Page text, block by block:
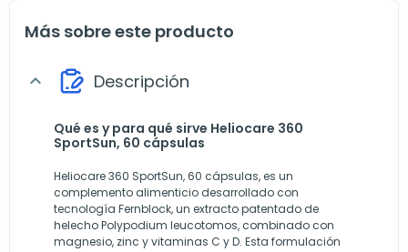
Más sobre este producto
expand_more Descripción
Qué es y para qué sirve Heliocare 360
SportSun, 60 cápsulas
Heliocare 360 SportSun, 60 cápsulas, es un
complemento alimenticio desarrollado con
tecnología Fernblock, un extracto patentado de
helecho Polypodium leucotomos, combinado con
magnesio, zinc y vitaminas C y D. Esta formulación